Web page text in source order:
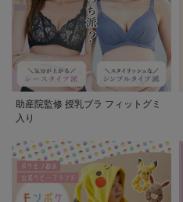
助産院監修 授乳ブラ フィットグミ
入り